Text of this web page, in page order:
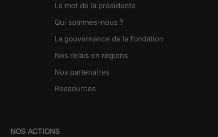
Le mot de la présidente
Qui sommes-nous ?
La gouvernance de la fondation
Nos relais en régions
Nos partenaires
Ressources
NOS ACTIONS